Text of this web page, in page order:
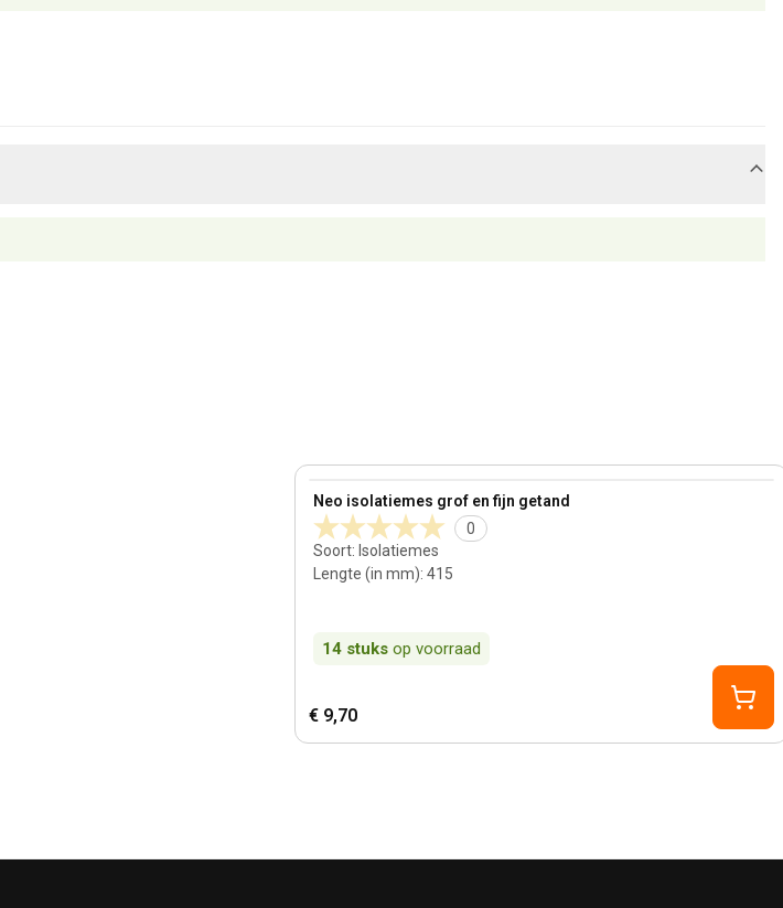
Neo isolatiemes grof en fijn getand
0
Soort: Isolatiemes
Lengte (in mm):415
14 stuks op voorraad
View product
€ 9,70